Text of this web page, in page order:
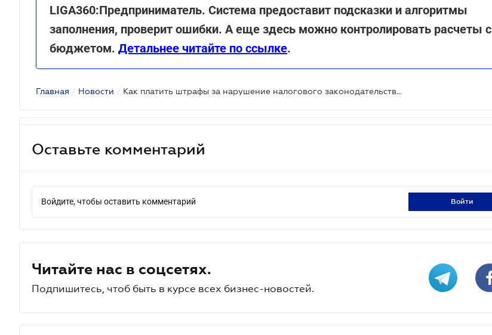
LIGA360:Предприниматель. Система предоставит подсказки и алгоритмы
заполнения, проверит ошибки. А еще здесь можно контролировать расчеты с
бюджетом. Детальнее читайте по ссылке.
Главная / Новости / Как платить штрафы за нарушение налогового законодательства, если на протяжении года их размер изменился
Оставьте комментарий
Войдите, чтобы оставить комментарий войти
Читайте нас в соцсетях.
Подпишитесь, чтоб быть в курсе всех бизнес-новостей.